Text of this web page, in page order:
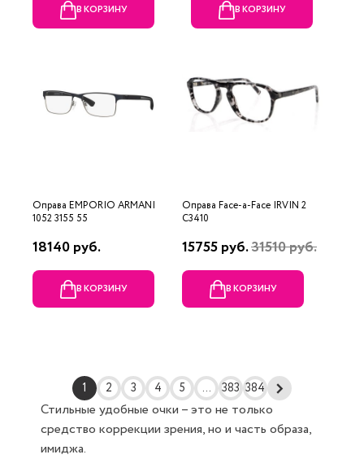
В КОРЗИНУ В КОРЗИНУ
Оправа EMPORIO ARMANI
1052 3155 55
18140 руб.
В КОРЗИНУ
Оправа Face-a-Face IRVIN 2
C3410
15755 руб.31510 руб.
В КОРЗИНУ
1 2 3 4 5 ... 383 384
Стильные удобные очки – это не только
средство коррекции зрения, но и часть образа,
имиджа.